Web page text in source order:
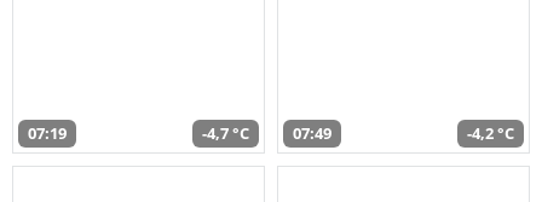
07:19 -4,7 °C 07:49 -4,2 °C